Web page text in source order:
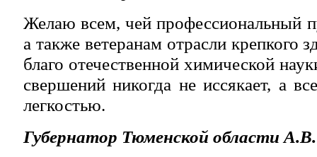
Желаю всем, чей профессиональный
а также ветеранам отрасли крепкого
благо отечественной химической
свершений никогда не иссякает, а
легкостью.
Губернатор Тюменской области